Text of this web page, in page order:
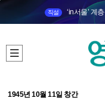
직설 ‘in서울’ 계
1945년 10월 11일 창간